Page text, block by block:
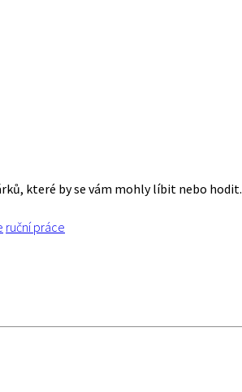
které by se vám mohly líbit nebo hodit.
ruční práce